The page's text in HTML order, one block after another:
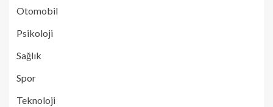
Otomobil
Psikoloji
Sağlık
Spor
Teknoloji